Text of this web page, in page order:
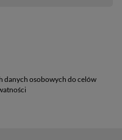
danych osobowych do celów